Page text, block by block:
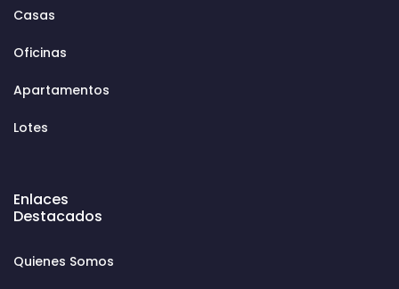
Casas
Oficinas
Apartamentos
Lotes
Enlaces
Destacados
Quienes Somos